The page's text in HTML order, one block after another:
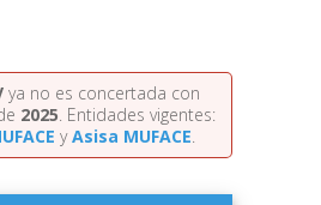
ya no es concertada con
2025. Entidades vigentes:
yAsisa MUFACE.